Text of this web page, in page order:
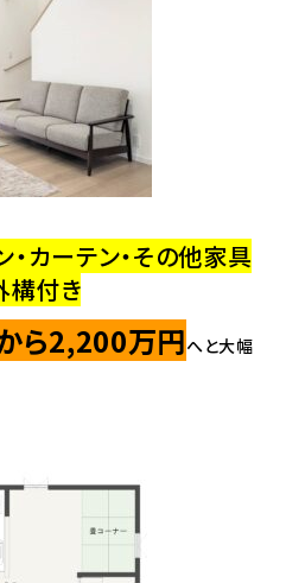
・カーテン・その他家具
構付き
ら2,200万円へと大幅